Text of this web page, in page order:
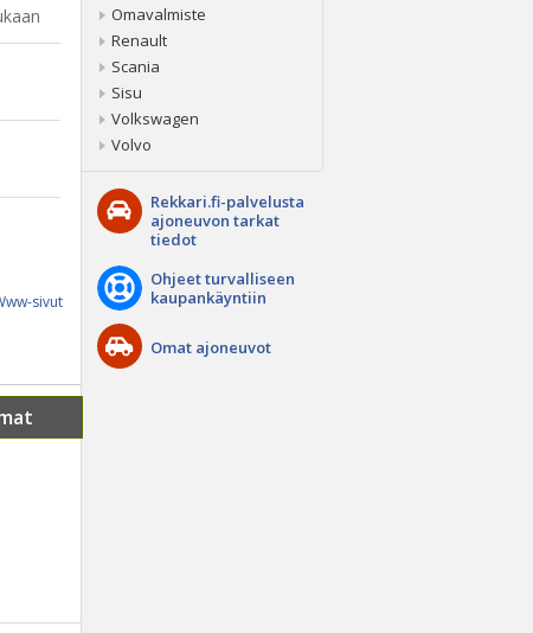
sivut
Omavalmiste
Renault
Scania
Sisu
Volkswagen
Volvo
Rekkari.fi-palvelusta
ajoneuvon tarkat
tiedot
Ohjeet turvalliseen
kaupankäyntiin
Omat ajoneuvot